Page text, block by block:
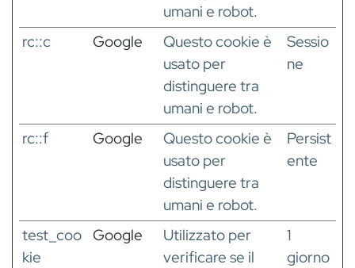
umani e robot.
rc::c Google
Questo cookie è
usato per
distinguere tra
umani e robot.
Sessio
ne
rc::f Google
Questo cookie è
usato per
distinguere tra
umani e robot.
Persist
ente
test_coo
kie
Google
Utilizzato per
verificare se il
1
giorno